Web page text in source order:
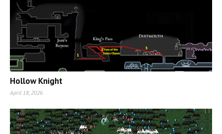
Hollow Knight
April 18, 2026